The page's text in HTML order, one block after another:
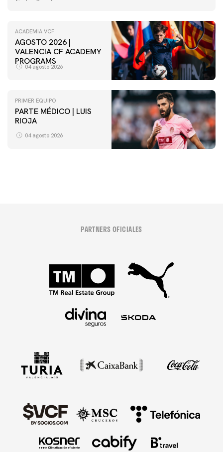
ACADEMIA VCF
AGOSTO 2026 |
VALENCIA CF ACADEMY
PROGRAMS
04 agosto 2026
PRIMER EQUIPO
PARTE MÉDICO | LUIS
RIOJA
04 agosto 2026
VCF FEMENINO
ENTRENAMIENTO DEL VALENCIA CF FEMENINO
(04/08/26)
PARTNERS OFICIALES